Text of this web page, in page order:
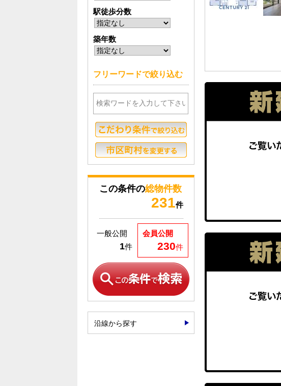
駅徒歩分数
築年数
フリーワードで絞り込む
この条件の総物件数
231件
会員公開
230件
一般公開
1件
沿線から探す